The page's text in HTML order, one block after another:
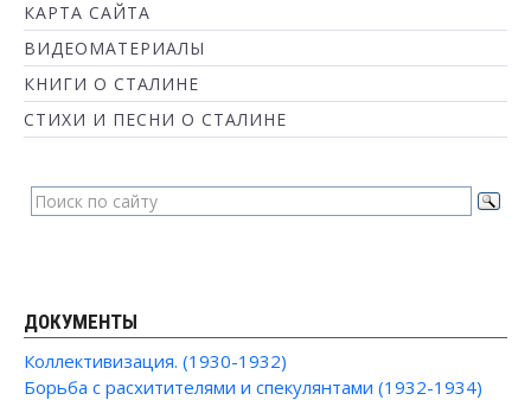
КАРТА САЙТА
ВИДЕОМАТЕРИАЛЫ
КНИГИ О СТАЛИНЕ
СТИХИ И ПЕСНИ О СТАЛИНЕ
ДОКУМЕНТЫ
Коллективизация. (1930-1932)
Борьба с расхитителями и спекулянтами (1932-1934)